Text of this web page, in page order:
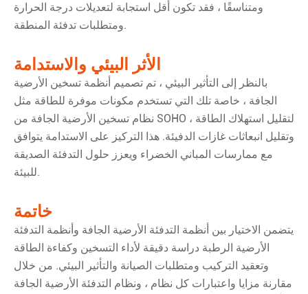
ومتناسقًا ، فقد تكون أقل استجابة لتعديلات درجة الحرارة
ومتطلبات تدفئة المنطقة.
الأثر البيئي والاستدامة
بالنظر إلى التأثير البيئي ، تم تصميم أنظمة تسخين الأرضية
الجافة ، خاصة تلك التي تستخدم مكونات موفرة للطاقة مثل
نظام تسخين الأرضية الجافة من SOHO ، لتقليل استهلاك الطاقة
وتقليل انبعاثات غازات الدفيئة. هذا التركيز على الاستدامة يتوافق
مع ممارسات المباني الخضراء ويعزز حلول التدفئة الصديقة
للبيئة.
خاتمة
يتضمن الاختيار بين أنظمة التدفئة الأرضية الجافة وأنظمة التدفئة
الأرضية الرطبة دراسة دقيقة لأداء التسخين وكفاءة الطاقة
وتعقيد التركيب ومتطلبات الصيانة والتأثير البيئي. من خلال
مقارنة مزايا واعتبارات كل نظام ، ونظام التدفئة الأرضية الجافة